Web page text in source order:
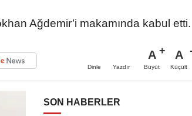
Ağdemir’i makamında kabul etti.
Dinle Yazdır
A
Büyüt
A
Küçült
SON HABERLER